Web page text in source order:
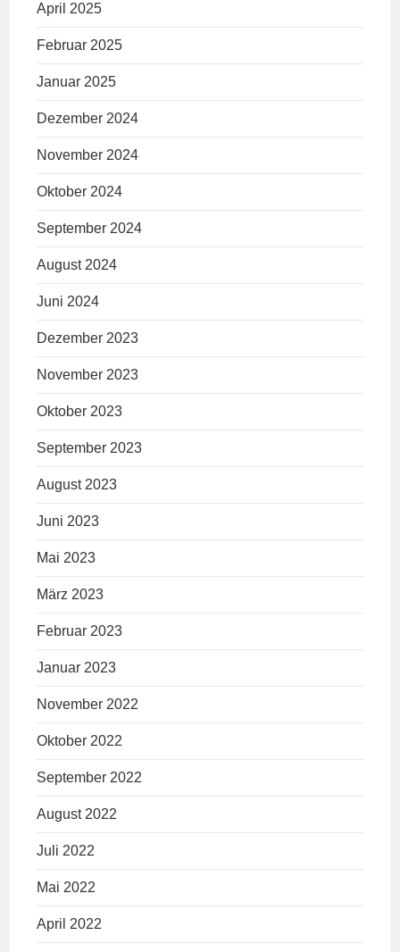
April 2025
Februar 2025
Januar 2025
Dezember 2024
November 2024
Oktober 2024
September 2024
August 2024
Juni 2024
Dezember 2023
November 2023
Oktober 2023
September 2023
August 2023
Juni 2023
Mai 2023
März 2023
Februar 2023
Januar 2023
November 2022
Oktober 2022
September 2022
August 2022
Juli 2022
Mai 2022
April 2022